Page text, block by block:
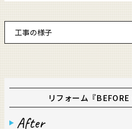
工事の様子
リフォーム『BEFORE